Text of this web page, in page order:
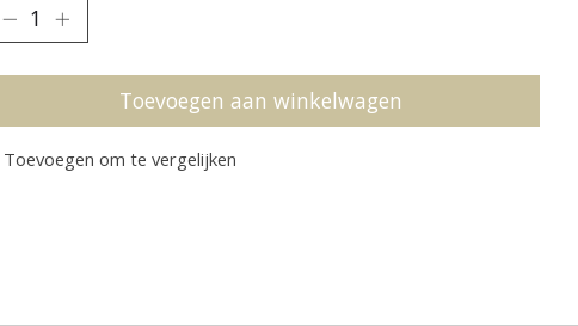
Toevoegen aan winkelwagen
Toevoegen om te vergelijken